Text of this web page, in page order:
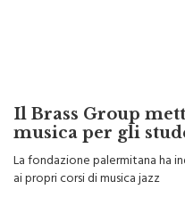
Il Brass Group
musica per gli
La fondazione palermitana ha
ai propri corsi di musica jazz